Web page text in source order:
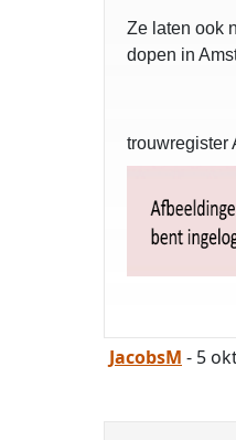
Ze laten ook
dopen in
trouwregister
JacobsM - 5